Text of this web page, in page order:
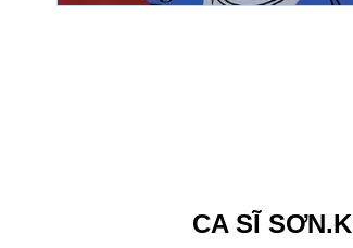
CA SĨ SƠN.K